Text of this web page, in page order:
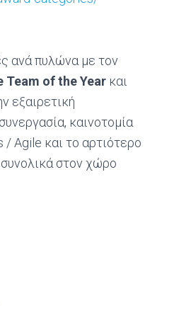
ανά πυλώνα με τον
Team oftheYear και
εξαιρετική
καινοτομία
Agile και το αρτιότερο
στον χώρο